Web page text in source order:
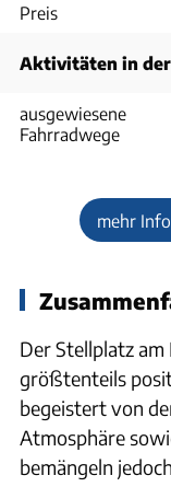
Preis
Aktivitäten in
ausgewiesene
Fahrradwege
mehr
Der Stellplatz
größtenteils
begeistert von
Atmosphäre
bemängeln